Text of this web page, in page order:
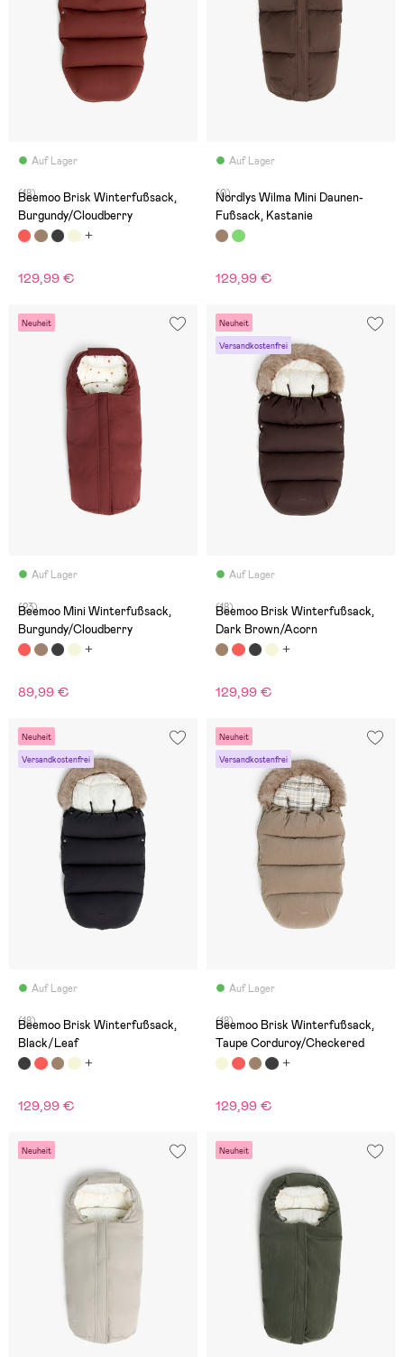
Auf Lager
(18)
Beemoo Brisk Winterfußsack,
Burgundy/Cloudberry
129,99 €
Auf Lager
(0)
Nordlys Wilma Mini Daunen-
Fußsack, Kastanie
129,99 €
Neuheit
Auf Lager
(23)
Beemoo Mini Winterfußsack,
Burgundy/Cloudberry
89,99 €
Neuheit
Versandkostenfrei
Auf Lager
(18)
Beemoo Brisk Winterfußsack,
Dark Brown/Acorn
129,99 €
Neuheit
Versandkostenfrei
Auf Lager
(18)
Beemoo Brisk Winterfußsack,
Black/Leaf
129,99 €
Neuheit
Versandkostenfrei
Auf Lager
(18)
Beemoo Brisk Winterfußsack,
Taupe Corduroy/Checkered
129,99 €
Neuheit Neuheit